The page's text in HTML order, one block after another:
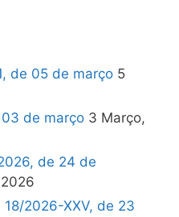
de 05 de março 5
de março 3 Março,
de 24 de
18/2026-XXV, de 23